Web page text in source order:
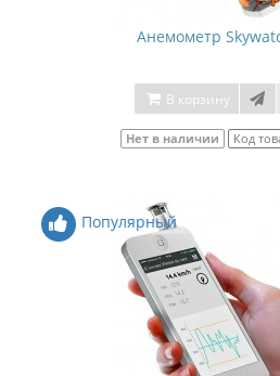
Анемометр
В корзину
Нет в наличии Код
Популярный